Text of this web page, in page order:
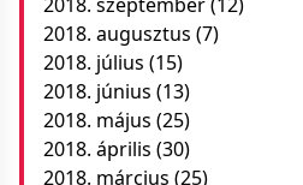
2018. augusztus (7)
2018. július (15)
2018. június (13)
2018. május (25)
2018. április (30)
2018. március (25)